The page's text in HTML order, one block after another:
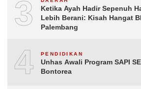
3
Ketika Ayah Hadir Sepenuh
Lebih Berani: Kisah Hangat
Palembang
4 PENDIDIKAN
Unhas Awali Program SAPI
Bontorea